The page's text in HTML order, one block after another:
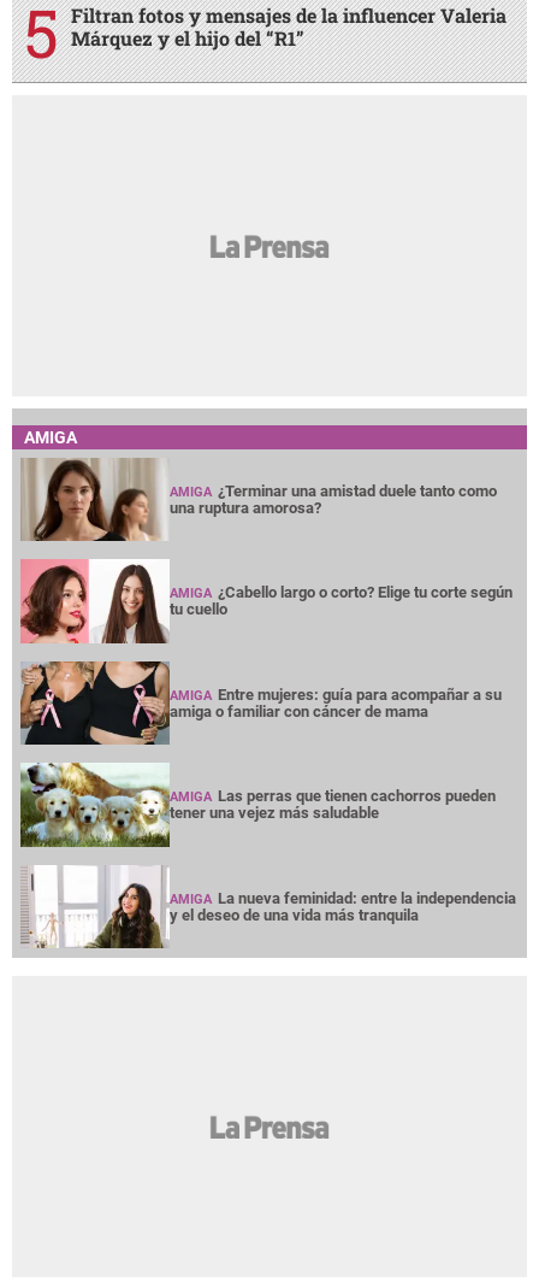
Filtran fotos y mensajes de la influencer Valeria
Márquez y el hijo del “R1”
AMIGA
AMIGA ¿Terminar una amistad duele tanto como
una ruptura amorosa?
AMIGA ¿Cabello largo o corto? Elige tu corte según
tu cuello
AMIGA Entre mujeres: guía para acompañar a su
amiga o familiar con cáncer de mama
AMIGA Las perras que tienen cachorros pueden
tener una vejez más saludable
AMIGA La nueva feminidad: entre la independencia
y el deseo de una vida más tranquila